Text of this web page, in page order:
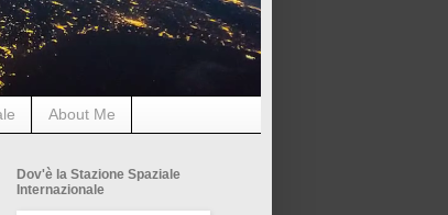
About Me
Dov'è la Stazione Spaziale
Internazionale